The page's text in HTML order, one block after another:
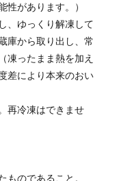
性があります。）
、ゆっくり解凍して
庫から取り出し、常
凍ったまま熱を加え
差により本来のおい
再冷凍はできませ
ものであること。